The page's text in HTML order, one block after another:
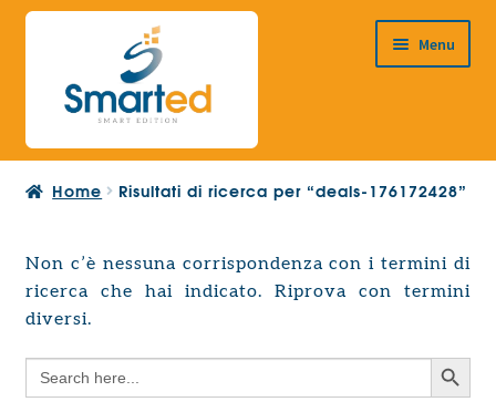
Vai
navigazione
Vai
contenuto
Menu
HOME
PRODOTTI
Espandi
il
child
PROGETTAZIONE EUROPEA
menu
child
Home Risultati di ricerca per “deals-176172428”
Non c’è nessuna corrispondenza con i termini di
ricerca che hai indicato. Riprova con termini
diversi.
Search
for:
Search Button